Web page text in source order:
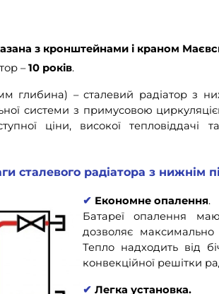
з кронштейнами і краном
–10 років.
глибина) – сталевий радіатор з
системи з примусовою
ціни, високої тепловіддачі
сталевого радіатора з нижнім
✔ Економне опалення.
Батареї опалення
дозволяє
Тепло надходить від
конвекційної решітки
✔ Легка установка.